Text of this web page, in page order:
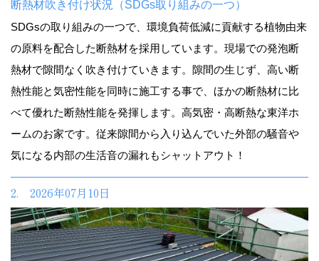
断熱材吹き付け状況（SDGs取り組みの一つ）
SDGsの取り組みの一つで、環境負荷低減に貢献する植物由来
の原料を配合した断熱材を採用しています。現場での発泡断
熱材で隙間なく吹き付けていきます。隙間の生じず、高い断
熱性能と気密性能を同時に施工する事で、ほかの断熱材に比
べて優れた断熱性能を発揮します。高気密・高断熱な東洋ホ
ームのお家です。従来隙間から入り込んでいた外部の騒音や
気になる内部の生活音の漏れもシャットアウト！
2. 2026年07月10日